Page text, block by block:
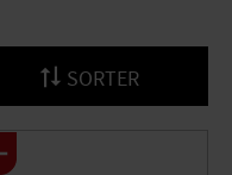
SORTER